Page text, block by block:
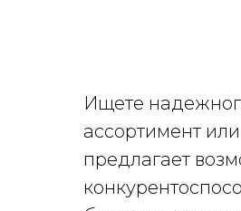
Ищете
ассортимент
предлагает